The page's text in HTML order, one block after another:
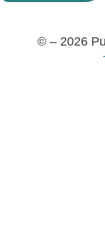
© – 2026